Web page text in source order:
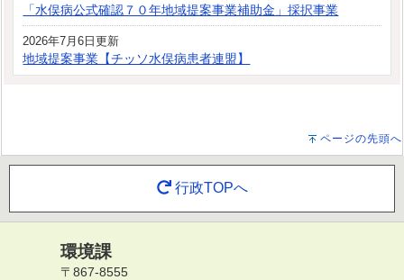
「水俣病公式確認７０年地域提案事業補助金」採択事業
2026年7月6日更新
地域提案事業【チッソ水俣病患者連盟】
ページの先頭へ
行政TOPへ
環境課
〒867-8555